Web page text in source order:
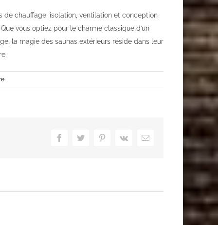
de chauffage, isolation, ventilation et conception
vous optiez pour le charme classique d’un
la magie des saunas extérieurs réside dans leur
FacebookTwitter PinterestVk Email